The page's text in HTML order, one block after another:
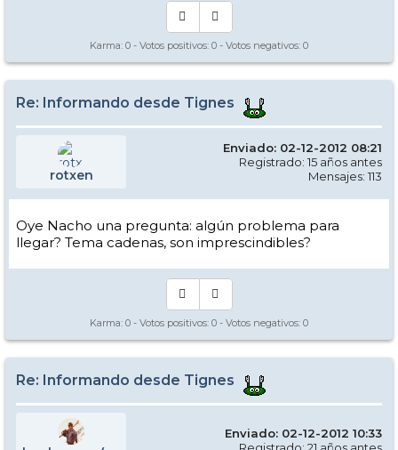
Karma: 0 - Votos positivos: 0 - Votos negativos: 0
Re: Informando desde Tignes
rotxen
Enviado: 02-12-2012 08:21
Registrado: 15 años antes
Mensajes: 113
Oye Nacho una pregunta: algún problema para
llegar? Tema cadenas, son imprescindibles?
Karma: 0 - Votos positivos: 0 - Votos negativos: 0
Re: Informando desde Tignes
Enviado: 02-12-2012 10:33
Registrado: 21 años antes